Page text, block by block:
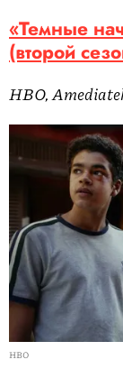
«Темные
(второй
HBO,
HBO